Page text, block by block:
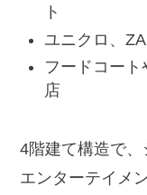
ト
ユニクロ、
フードコー
店
4階建て構造で
エンターテイメ